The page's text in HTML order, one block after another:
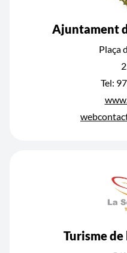
Ajuntament
Plaça
Tel:
Turisme de